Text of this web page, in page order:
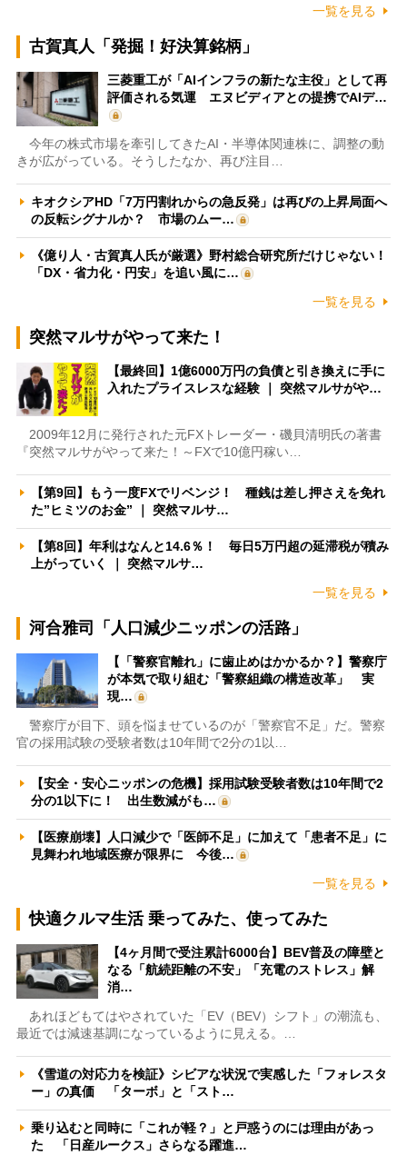
一覧を見る
古賀真人「発掘！好決算銘柄」
三菱重工が「AIインフラの新たな主役」として再
評価される気運 エヌビディアとの提携でAIデ…
今年の株式市場を牽引してきたAI・半導体関連株に、調整の動
きが広がっている。そうしたなか、再び注目…
キオクシアHD「7万円割れからの急反発」は再びの上昇局面へ
の反転シグナルか？ 市場のムー…
《億り人・古賀真人氏が厳選》野村総合研究所だけじゃない！
「DX・省力化・円安」を追い風に…
一覧を見る
突然マルサがやって来た！
【最終回】1億6000万円の負債と引き換えに手に
入れたプライスレスな経験 ｜ 突然マルサがや…
2009年12月に発行された元FXトレーダー・磯貝清明氏の著書
『突然マルサがやって来た！～FXで10億円稼い…
【第9回】もう一度FXでリベンジ！ 種銭は差し押さえを免れ
た”ヒミツのお金” ｜ 突然マルサ…
【第8回】年利はなんと14.6％！ 毎日5万円超の延滞税が積み
上がっていく ｜ 突然マルサ…
一覧を見る
河合雅司「人口減少ニッポンの活路」
【「警察官離れ」に歯止めはかかるか？】警察庁
が本気で取り組む「警察組織の構造改革」 実
現…
警察庁が目下、頭を悩ませているのが「警察官不足」だ。警察
官の採用試験の受験者数は10年間で2分の1以…
【安全・安心ニッポンの危機】採用試験受験者数は10年間で2
分の1以下に！ 出生数減がも…
【医療崩壊】人口減少で「医師不足」に加えて「患者不足」に
見舞われ地域医療が限界に 今後…
一覧を見る
快適クルマ生活 乗ってみた、使ってみた
【4ヶ月間で受注累計6000台】BEV普及の障壁と
なる「航続距離の不安」「充電のストレス」解
消…
あれほどもてはやされていた「EV（BEV）シフト」の潮流も、
最近では減速基調になっているように見える。…
《雪道の対応力を検証》シビアな状況で実感した「フォレスタ
ー」の真価 「ターボ」と「スト…
乗り込むと同時に「これが軽？」と戸惑うのには理由があっ
た 「日産ルークス」さらなる躍進…